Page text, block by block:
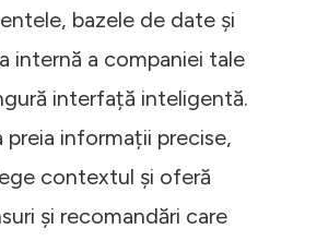
bazele de date și
internă a companiei tale
interfață inteligentă.
preia informații precise,
contextul și oferă
și recomandări care